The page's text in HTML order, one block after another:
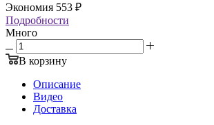
Экономия 553 ₽
Подробности
Много
В корзину
Описание
Видео
Доставка